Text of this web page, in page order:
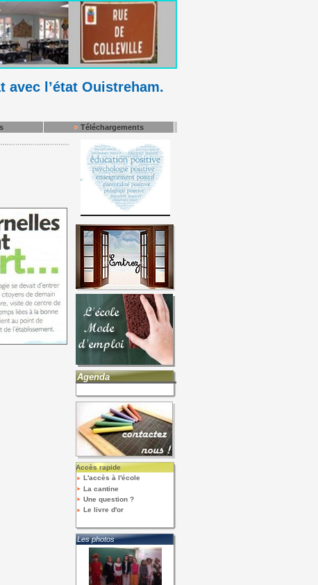
l’état Ouistreham.
Téléchargements
Agenda
Accès rapide
L'accès à l'école
La cantine
Une question ?
Le livre d'or
Les photos